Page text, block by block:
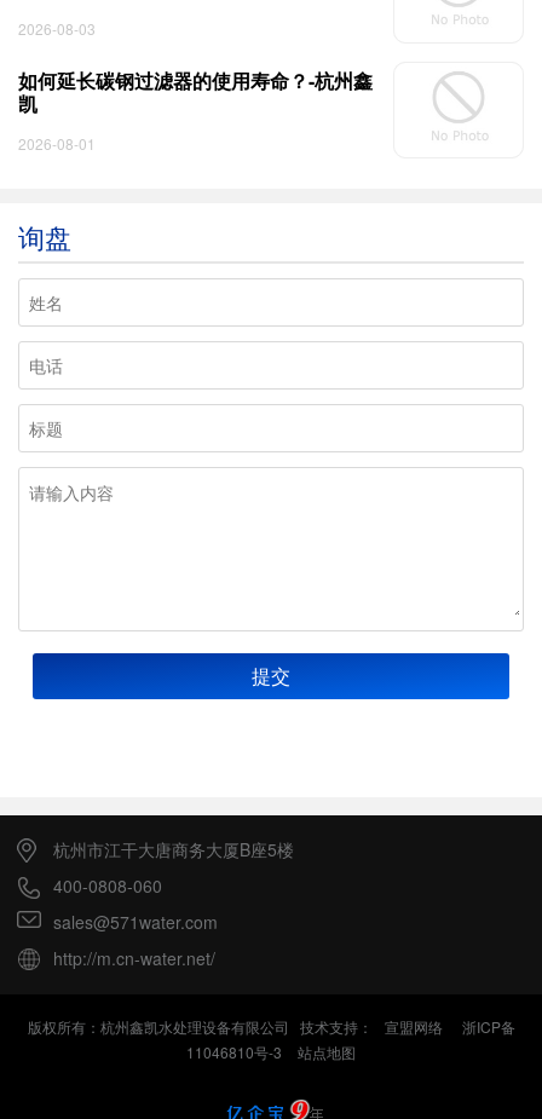
2026-08-03
如何延长碳钢过滤器的使用寿命？-杭州鑫
凯
2026-08-01
询盘
提交
杭州市江干大唐商务大厦B座5楼
400-0808-060
sales@571water.com
http://m.cn-water.net/
版权所有：杭州鑫凯水处理设备有限公司 技术支持： 宣盟网络
浙ICP备
11046810号-3
站点地图